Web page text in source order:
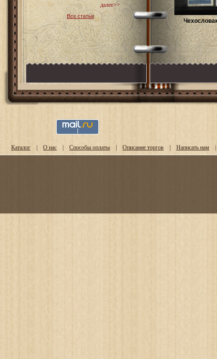
далее>>
Все статьи
Каталог | О нас | Способы оплаты | Описание торгов | Написать нам |